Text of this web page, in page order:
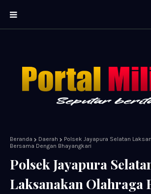
Beranda Daerah
Polsek Jayapura Selatan
Bersama Dengan Bhayangkari
Polsek Jayapura
Laksanakan Olahraga